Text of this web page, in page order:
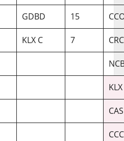
GDBD 15
KLX C 7